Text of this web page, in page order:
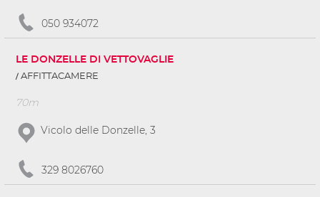
050 934072
LE DONZELLE DI VETTOVAGLIE
AFFITTACAMERE
70m
Vicolo delle Donzelle, 3
329 8026760